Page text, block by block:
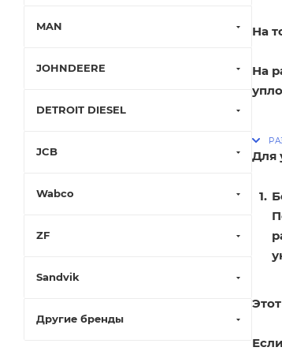
На
На
Для
MAN
JOHNDEERE
DETROIT DIESEL
JCB
Wabco
ZF
Sandvik
Другие бренды